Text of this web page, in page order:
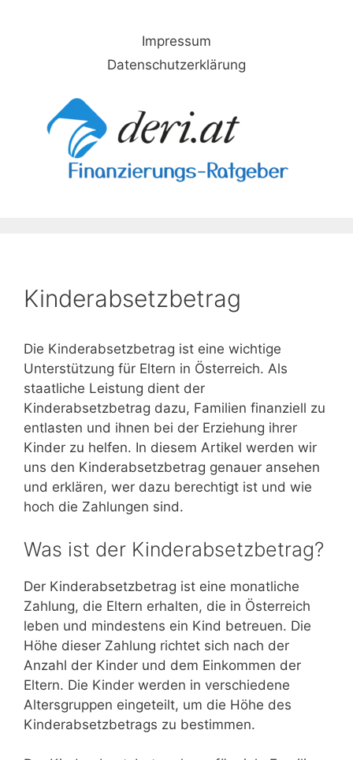
Impressum
Datenschutzerklärung
Kinderabsetzbetrag
Die Kinderabsetzbetrag ist eine wichtige
Unterstützung für Eltern in Österreich. Als
staatliche Leistung dient der
Kinderabsetzbetrag dazu, Familien finanziell zu
entlasten und ihnen bei der Erziehung ihrer
Kinder zu helfen. In diesem Artikel werden wir
uns den Kinderabsetzbetrag genauer ansehen
und erklären, wer dazu berechtigt ist und wie
hoch die Zahlungen sind.
Was ist der Kinderabsetzbetrag?
Der Kinderabsetzbetrag ist eine monatliche
Zahlung, die Eltern erhalten, die in Österreich
leben und mindestens ein Kind betreuen. Die
Höhe dieser Zahlung richtet sich nach der
Anzahl der Kinder und dem Einkommen der
Eltern. Die Kinder werden in verschiedene
Altersgruppen eingeteilt, um die Höhe des
Kinderabsetzbetrags zu bestimmen.